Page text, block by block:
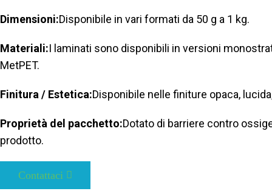
Dimensioni:Disponibile in vari formati da 50 g a 1 kg.
Materiali:I laminati sono disponibili in versioni
MetPET.
Finitura / Estetica:Disponibile nelle finiture opaca,
Proprietà del pacchetto:Dotato di barriere contro
prodotto.
Contattaci